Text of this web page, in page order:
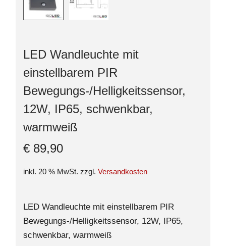
LED Wandleuchte mit
einstellbarem PIR
Bewegungs-/Helligkeitssensor,
12W, IP65, schwenkbar,
warmweiß
€ 89,90
inkl. 20 % MwSt. zzgl. Versandkosten
LED Wandleuchte mit einstellbarem PIR
Bewegungs-/Helligkeitssensor, 12W, IP65,
schwenkbar, warmweiß